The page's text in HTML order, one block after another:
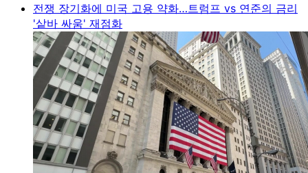
전쟁 장기화에 미국 고용 약화…트럼프 vs 연준의 금리
'샅바 싸움' 재점화